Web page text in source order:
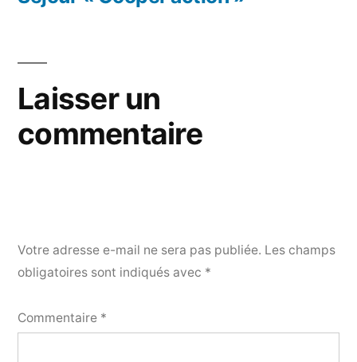
l’article
Laisser un
commentaire
Votre adresse e-mail ne sera pas publiée. Les champs
obligatoires sont indiqués avec *
Commentaire *